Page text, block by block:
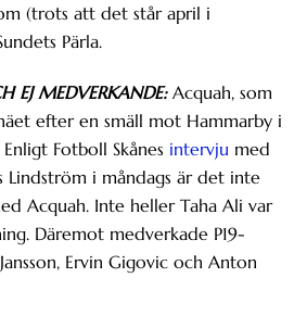
(trots att det står april i
Pärla.
EJ MEDVERKANDE:Acquah, som
efter en smäll mot Hammarby i
Fotboll Skånes intervju med
Lindström i måndags är det inte
Acquah. Inte heller Taha Ali var
Däremot medverkade P19-
Ervin Gigovic och Anton